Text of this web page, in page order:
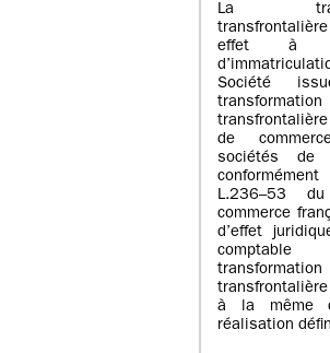
La
effet à
Société
transformation
de
sociétés de
L.236–53
commerce
d’effet
transformation
à la même
réalisation